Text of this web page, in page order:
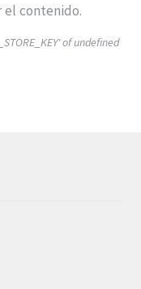
el contenido.
of undefined